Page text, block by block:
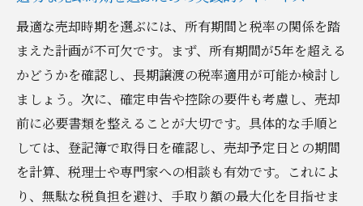
最適な売却時期を選ぶには、所有期間と税率の関係を踏
まえた計画が不可欠です。まず、所有期間が5年を超える
かどうかを確認し、長期譲渡の税率適用が可能か検討し
ましょう。次に、確定申告や控除の要件も考慮し、売却
前に必要書類を整えることが大切です。具体的な手順と
しては、登記簿で取得日を確認し、売却予定日との期間
を計算、税理士や専門家への相談も有効です。これによ
り、無駄な税負担を避け、手取り額の最大化を目指せま